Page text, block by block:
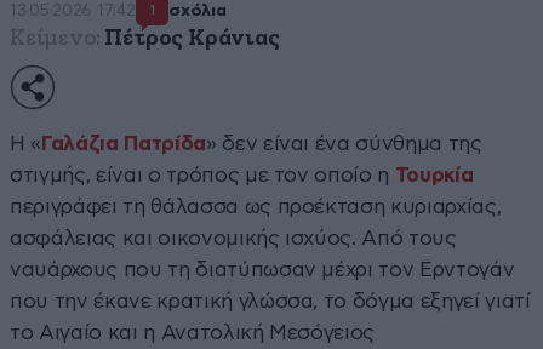
13·05·2026 17:42 1 σχόλια
Κείμενο: Πέτρος Κράνιας
Η « Γαλάζια Πατρίδα» δεν είναι ένα σύνθημα της
στιγμής, είναι ο τρόπος με τον οποίο η Τουρκία
περιγράφει τη θάλασσα ως προέκταση κυριαρχίας,
ασφάλειας και οικονομικής ισχύος. Από τους
ναυάρχους που τη διατύπωσαν μέχρι τον Ερντογάν
που την έκανε κρατική γλώσσα, το δόγμα εξηγεί γιατί
το Αιγαίο και η Ανατολική Μεσόγειος